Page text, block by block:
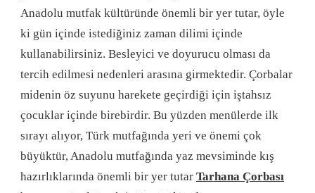
Anadolu mutfak kültüründe önemli bir yer tutar, öyle
ki gün içinde istediğiniz zaman dilimi içinde
kullanabilirsiniz. Besleyici ve doyurucu olması da
tercih edilmesi nedenleri arasına girmektedir. Çorbalar
midenin öz suyunu harekete geçirdiği için iştahsız
çocuklar içinde birebirdir. Bu yüzden menülerde ilk
sırayı alıyor, Türk mutfağında yeri ve önemi çok
büyüktür, Anadolu mutfağında yaz mevsiminde kış
hazırlıklarında önemli bir yer tutar Tarhana Çorbası